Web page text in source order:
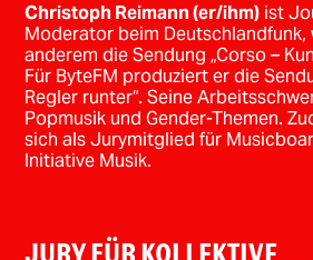
Christoph Reimann (er/ihm) ist
Moderator beim Deutschlandfunk,
anderem die Sendung „Corso –
Für ByteFM produziert er die
Regler runter“. Seine
Popmusik und Gender-Themen.
sich als Jurymitglied für
Initiative Musik.